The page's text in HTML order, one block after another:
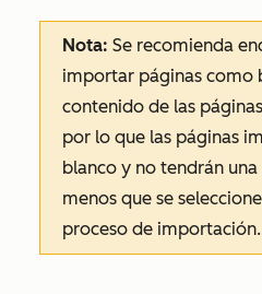
Nota: Se recomienda
importar páginas como
contenido de las
por lo que las páginas
blanco y no tendrán
menos que se
proceso de importación.